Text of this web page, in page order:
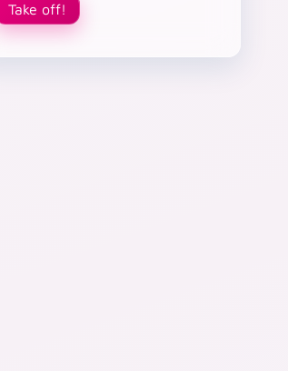
Take off!